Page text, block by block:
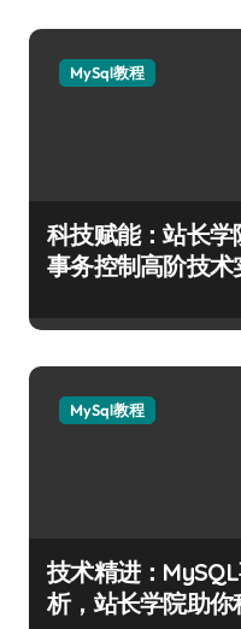
MySql教程
科技赋能：站长学
事务控制高阶技术
MySql教程
技术精进：
析，站长学院助你